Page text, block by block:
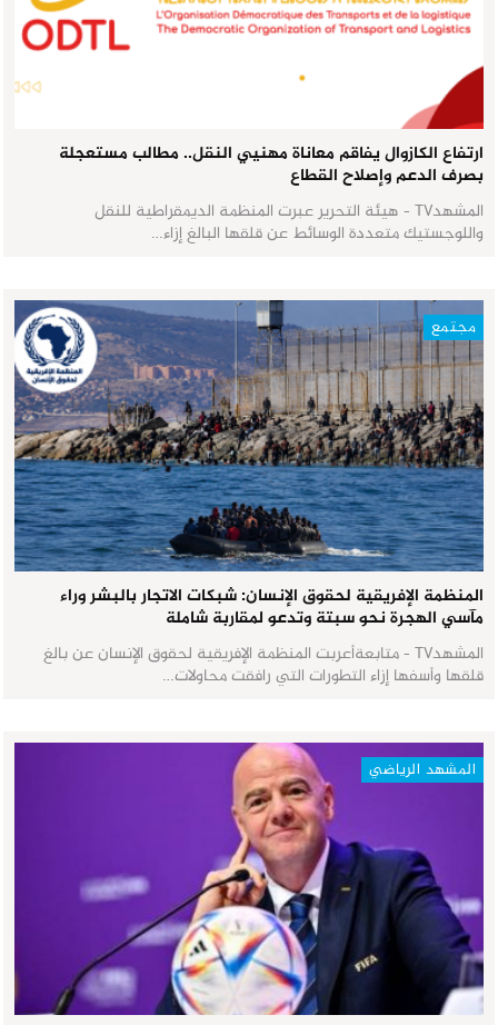
ارتفاع الكازوال يفاقم معاناة مهنيي النقل.. مطالب مستعجلة
بصرف الدعم وإصلاح القطاع
المشهدTV - هيئة التحرير عبرت المنظمة الديمقراطية للنقل
واللوجستيك متعددة الوسائط عن قلقها البالغ إزاء…
مجتمع
المنظمة الإفريقية لحقوق الإنسان: شبكات الاتجار بالبشر وراء
مآسي الهجرة نحو سبتة وتدعو لمقاربة شاملة
المشهدTV - متابعةأعربت المنظمة الإفريقية لحقوق الإنسان عن بالغ
قلقها وأسفها إزاء التطورات التي رافقت محاولات…
المشهد الرياضي